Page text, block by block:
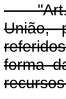
"Art.
União,
forma